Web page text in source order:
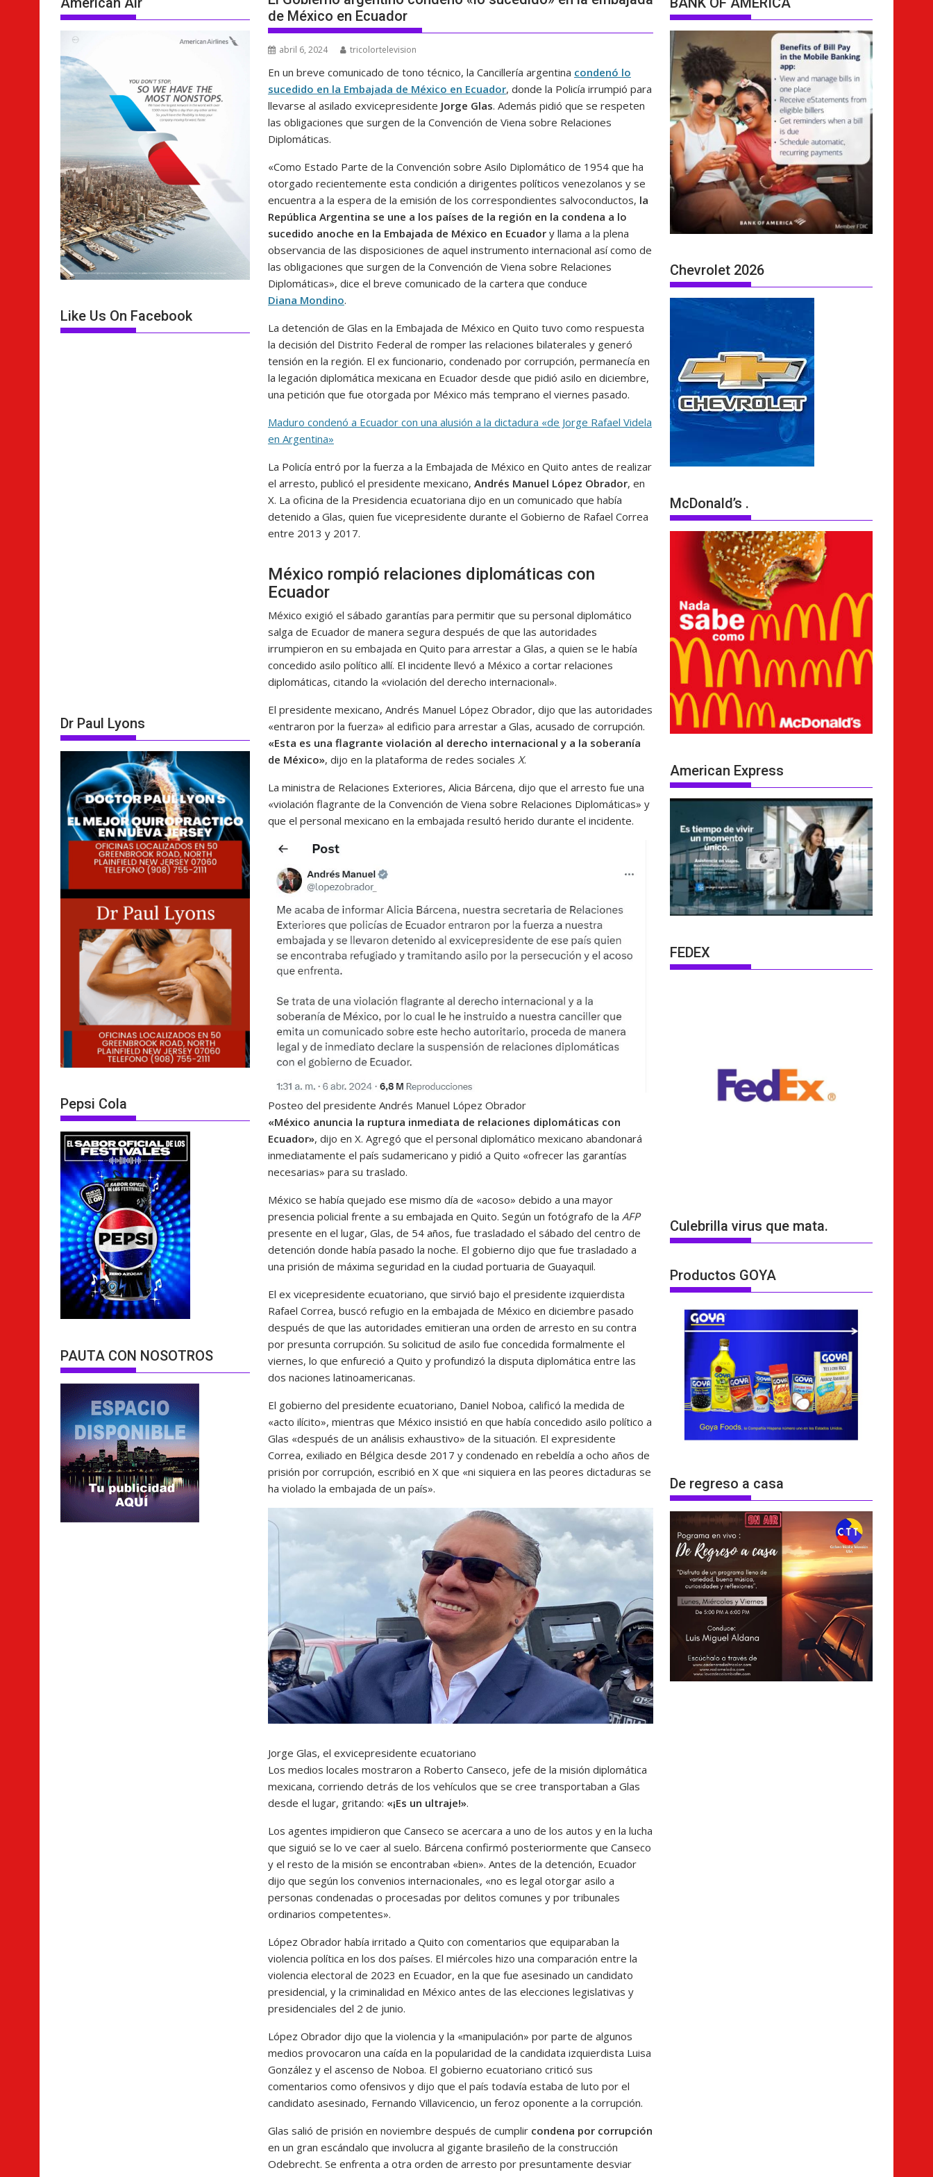
de México en Ecuador
abril 6, 2024 tricolortelevision
En un breve comunicado de tono técnico, la Cancillería argentina condenó lo
sucedido en la Embajada de México en Ecuador, donde la Policía irrumpió para
llevarse al asilado exvicepresidente Jorge Glas. Además pidió que se respeten
las obligaciones que surgen de la Convención de Viena sobre Relaciones
Diplomáticas.
«Como Estado Parte de la Convención sobre Asilo Diplomático de 1954 que ha
otorgado recientemente esta condición a dirigentes políticos venezolanos y se
encuentra a la espera de la emisión de los correspondientes salvoconductos, la
República Argentina se une a los países de la región en la condena a lo
sucedido anoche en la Embajada de México en Ecuadory llama a la plena
observancia de las disposiciones de aquel instrumento internacional así como de
las obligaciones que surgen de la Convención de Viena sobre Relaciones
Diplomáticas», dice el breve comunicado de la cartera que conduce
Diana Mondino.
La detención de Glas en la Embajada de México en Quito tuvo como respuesta
la decisión del Distrito Federal de romper las relaciones bilaterales y generó
tensión en la región. El ex funcionario, condenado por corrupción, permanecía en
la legación diplomática mexicana en Ecuador desde que pidió asilo en diciembre,
una petición que fue otorgada por México más temprano el viernes pasado.
Maduro condenó a Ecuador con una alusión a la dictadura «de Jorge Rafael Videla
en Argentina»
La Policía entró por la fuerza a la Embajada de México en Quito antes de realizar
el arresto, publicó el presidente mexicano, Andrés Manuel López Obrador, en
X. La oficina de la Presidencia ecuatoriana dijo en un comunicado que había
detenido a Glas, quien fue vicepresidente durante el Gobierno de Rafael Correa
entre 2013 y 2017.
México rompió relaciones diplomáticas con
Ecuador
México exigió el sábado garantías para permitir que su personal diplomático
salga de Ecuador de manera segura después de que las autoridades
irrumpieron en su embajada en Quito para arrestar a Glas, a quien se le había
concedido asilo político allí. El incidente llevó a México a cortar relaciones
diplomáticas, citando la «violación del derecho internacional».
El presidente mexicano, Andrés Manuel López Obrador, dijo que las autoridades
«entraron por la fuerza» al edificio para arrestar a Glas, acusado de corrupción.
«Esta es una flagrante violación al derecho internacional y a la soberanía
de México», dijo en la plataforma de redes sociales X.
La ministra de Relaciones Exteriores, Alicia Bárcena, dijo que el arresto fue una
«violación flagrante de la Convención de Viena sobre Relaciones Diplomáticas» y
que el personal mexicano en la embajada resultó herido durante el incidente.
Posteo del presidente Andrés Manuel López Obrador
«México anuncia la ruptura inmediata de relaciones diplomáticas con
Ecuador», dijo en X. Agregó que el personal diplomático mexicano abandonará
inmediatamente el país sudamericano y pidió a Quito «ofrecer las garantías
necesarias» para su traslado.
México se había quejado ese mismo día de «acoso» debido a una mayor
presencia policial frente a su embajada en Quito. Según un fotógrafo de la AFP
presente en el lugar, Glas, de 54 años, fue trasladado el sábado del centro de
detención donde había pasado la noche. El gobierno dijo que fue trasladado a
una prisión de máxima seguridad en la ciudad portuaria de Guayaquil.
El ex vicepresidente ecuatoriano, que sirvió bajo el presidente izquierdista
Rafael Correa, buscó refugio en la embajada de México en diciembre pasado
después de que las autoridades emitieran una orden de arresto en su contra
por presunta corrupción. Su solicitud de asilo fue concedida formalmente el
viernes, lo que enfureció a Quito y profundizó la disputa diplomática entre las
dos naciones latinoamericanas.
El gobierno del presidente ecuatoriano, Daniel Noboa, calificó la medida de
«acto ilícito», mientras que México insistió en que había concedido asilo político a
Glas «después de un análisis exhaustivo» de la situación. El expresidente
Correa, exiliado en Bélgica desde 2017 y condenado en rebeldía a ocho años de
prisión por corrupción, escribió en X que «ni siquiera en las peores dictaduras se
ha violado la embajada de un país».
Jorge Glas, el exvicepresidente ecuatoriano
Los medios locales mostraron a Roberto Canseco, jefe de la misión diplomática
mexicana, corriendo detrás de los vehículos que se cree transportaban a Glas
desde el lugar, gritando: «¡Es un ultraje!».
Los agentes impidieron que Canseco se acercara a uno de los autos y en la lucha
que siguió se lo ve caer al suelo. Bárcena confirmó posteriormente que Canseco
y el resto de la misión se encontraban «bien». Antes de la detención, Ecuador
dijo que según los convenios internacionales, «no es legal otorgar asilo a
personas condenadas o procesadas por delitos comunes y por tribunales
ordinarios competentes».
López Obrador había irritado a Quito con comentarios que equiparaban la
violencia política en los dos países. El miércoles hizo una comparación entre la
violencia electoral de 2023 en Ecuador, en la que fue asesinado un candidato
presidencial, y la criminalidad en México antes de las elecciones legislativas y
presidenciales del 2 de junio.
López Obrador dijo que la violencia y la «manipulación» por parte de algunos
medios provocaron una caída en la popularidad de la candidata izquierdista Luisa
González y el ascenso de Noboa. El gobierno ecuatoriano criticó sus
comentarios como ofensivos y dijo que el país todavía estaba de luto por el
candidato asesinado, Fernando Villavicencio, un feroz oponente a la corrupción.
Glas salió de prisión en noviembre después de cumplir condena por corrupción
en un gran escándalo que involucra al gigante brasileño de la construcción
Odebrecht. Se enfrenta a otra orden de arresto por presuntamente desviar
Like Us On Facebook
Dr Paul Lyons
Pepsi Cola
PAUTA CON NOSOTROS
Chevrolet 2026
McDonald’s .
American Express
FEDEX
Culebrilla virus que mata.
Productos GOYA
De regreso a casa